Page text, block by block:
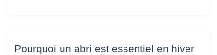
Pourquoi un abri est essentiel en hiver